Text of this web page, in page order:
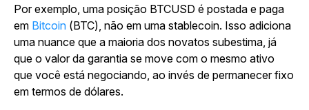
Por exemplo, uma posição BTCUSD é postada e paga
em Bitcoin (BTC), não em uma stablecoin. Isso adiciona
uma nuance que a maioria dos novatos subestima, já
que o valor da garantia se move com o mesmo ativo
que você está negociando, ao invés de permanecer fixo
em termos de dólares.